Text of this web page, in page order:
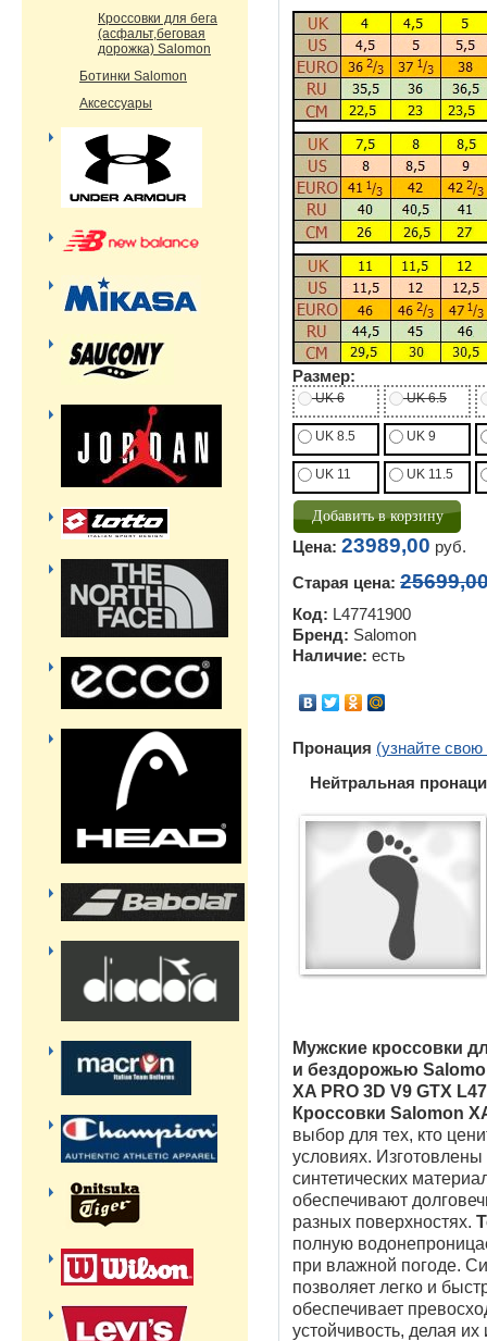
Размер:
UK 6 UK 6.5
UK 8.5 UK 9
UK 11 UK 11.5
Цена: 23989,00 руб.
Старая цена:
Код: L47741900
Бренд: Salomon
Наличие: есть
Пронация (узнайте
Нейтральная
Мужские кроссовки
и бездорожью
XA PRO 3D V9 GTX
Кроссовки Salomon
выбор для тех, кто
условиях.
синтетических
обеспечивают
разных поверхностях.
полную
при влажной погоде.
позволяет легко и
обеспечивает
устойчивость, делая
Кроссовки для бега
(асфальт,беговая
дорожка) Salomon
Ботинки Salomon
Аксессуары